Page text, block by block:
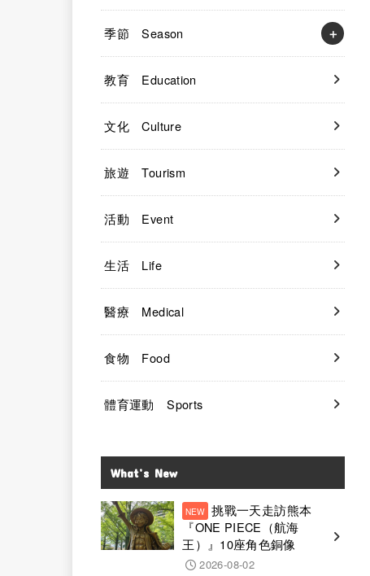
季節 Season
教育 Education
文化 Culture
旅遊 Tourism
活動 Event
生活 Life
醫療 Medical
食物 Food
體育運動 Sports
What’s New
挑戰一天走訪熊本
『ONE PIECE（航海
王）』10座角色銅像
2026-08-02